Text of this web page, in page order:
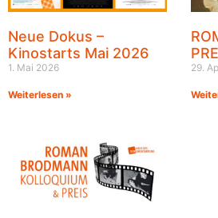
Neue Dokus –
Kinostarts Mai 2026
1. Mai 2026
Weiterlesen »
29.